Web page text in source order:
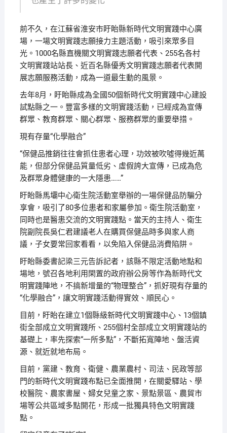
前不久，在江蘇省淮安市盱眙縣新時代文明實踐中心廣
場，一場文明實踐志願接力主題活動，吸引來眾多目
光。1000名縣直機關文明實踐志願者代表、255名各村
文明實踐站站長、近百名縣優秀文明實踐志願者代表開
展志願服務活動，成為一道最生動的風景。
去年8月，盱眙縣成為全國50個新時代文明實踐中心建設
試點縣之一。豐富多樣的文明實踐活動，已經成為宣傳
群眾、教育群眾、關心群眾、服務群眾的重要舉措。
現有存量“化學融合”
“保健品推銷往往會抓住患者心理，功效被吹噓得幾近萬
能，但部分保健品質量低劣、虛假誇大宣傳，已成為危
及群眾身體健康的一大隱患……”
盱眙縣馬壩中心衛生院活動室舉辦的一場保健品防騙分
享會，吸引了80多位患者和家屬參加。衛生院活動室，
同時也是醫患交流的文明實踐點。當天的主持人、衛生
院副院長吳仁君建議老人在購買保健品時多與家人商
議，子女要常回家看看，以免陷入保健品消費陷阱。
盱眙縣委書記梁三元告訴記者，該縣不限定活動地點和
場地，號召各地利用閑置的政府辦公房等作為新時代文
明實踐陣地，不搞新增量的“物理整合”，抓好現有存量的
“化學融合”，讓文明實踐活動得實效、順民心。
目前，盱眙在建立1個縣級新時代文明實踐中心、13個鎮
街全部成立文明實踐所、255個村全部成立文明實踐站的
基礎上，率先探索“一所多點”，不斷拓寬陣地、盤活資
源、就近就地布局。
目前，黨建、教育、衛健、農業農村、司法、民政等部
門的新時代文明實踐布點已全面推開，在關愛驛站、學
校醫院、農家書屋、婦女兒童之家、景點景區、農貿市
場等公共區域多點開花，形成一批獨具特色文明實踐
點。